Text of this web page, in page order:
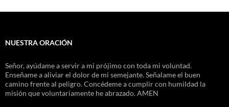
NUESTRA ORACIÓN
Señor, ayúdame a servir a mi prójimo con toda mi voluntad.
Enseñame a aliviar el dolor de mi semejante. Señalame el buen
camino frente al peligro. Concédeme a cumplir con humildad la
misión que voluntariamente he abrazado. AMEN